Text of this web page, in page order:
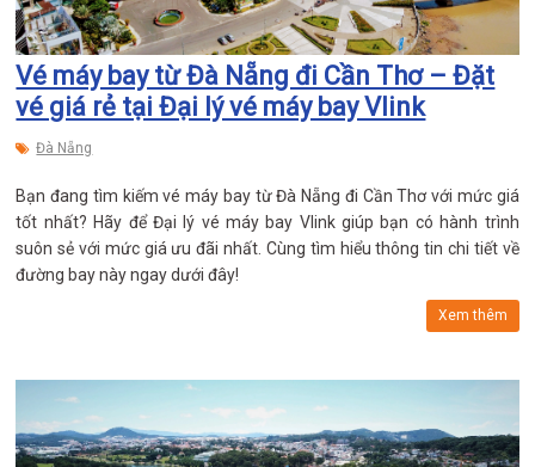
Vé máy bay từ Đà Nẵng đi Cần Thơ – Đặt
vé giá rẻ tại Đại lý vé máy bay Vlink
Đà Nẵng
Bạn đang tìm kiếm vé máy bay từ Đà Nẵng đi Cần Thơ với mức giá
tốt nhất? Hãy để Đại lý vé máy bay Vlink giúp bạn có hành trình
suôn sẻ với mức giá ưu đãi nhất. Cùng tìm hiểu thông tin chi tiết về
đường bay này ngay dưới đây!
Xem thêm